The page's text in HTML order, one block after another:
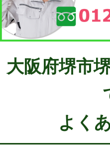
大阪府堺市
よく